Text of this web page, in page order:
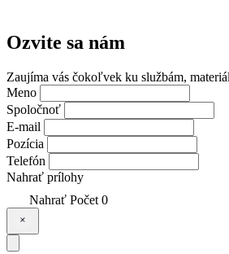
Ozvite sa nám
Zaujíma vás čokoľvek ku službám,
Meno
Spoločnoť
E-mail
Pozícia
Telefón
Nahrať prílohy
Nahrať Počet 0